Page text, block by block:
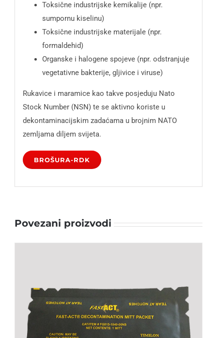
Toksične industrijske kemikalije (npr.
sumpornu kiselinu)
Toksične industrijske materijale (npr.
formaldehid)
Organske i halogene spojeve (npr. odstranjuje
vegetativne bakterije, gljivice i viruse)
Rukavice i maramice kao takve posjeduju Nato
Stock Number (NSN) te se aktivno koriste u
dekontaminacijskim zadaćama u brojnim NATO
zemljama diljem svijeta.
BROŠURA-RDK
Povezani proizvodi